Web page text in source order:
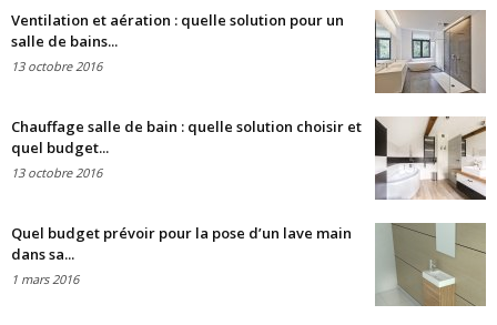
Ventilation et aération : quelle solution pour un
salle de bains...
13 octobre 2016
Chauffage salle de bain : quelle solution choisir et
quel budget...
13 octobre 2016
Quel budget prévoir pour la pose d’un lave main
dans sa...
1 mars 2016